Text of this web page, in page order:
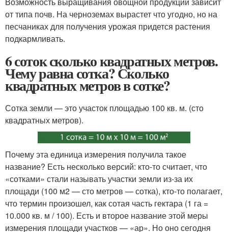
от типа почв. На черноземах вырастет что угодно, но на
песчаниках для получения урожая придется растения
подкармливать.
6 соток сколько квадратных метров.
Чему равна сотка? Сколько
квадратных метров в сотке?
Сотка земли — это участок площадью 100 кв. м. (сто
квадратных метров).
Почему эта единица измерения получила такое
название? Есть несколько версий: кто-то считает, что
«сотками» стали называть участки земли из-за их
площади (100 м2 — сто метров — сотка), кто-то полагает,
что термин произошел, как сотая часть гектара (1 га =
10.000 кв. м / 100). Есть и второе название этой меры
измерения площади участков — «ар». Но оно сегодня